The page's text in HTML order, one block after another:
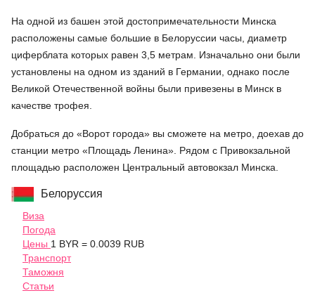
На одной из башен этой достопримечательности Минска
расположены самые большие в Белоруссии часы, диаметр
циферблата которых равен 3,5 метрам. Изначально они были
установлены на одном из зданий в Германии, однако после
Великой Отечественной войны были привезены в Минск в
качестве трофея.
Добраться до «Ворот города» вы сможете на метро, доехав до
станции метро «Площадь Ленина». Рядом с Привокзальной
площадью расположен Центральный автовокзал Минска.
Белоруссия
Виза
Погода
Цены 1 BYR = 0.0039 RUB
Транспорт
Таможня
Статьи